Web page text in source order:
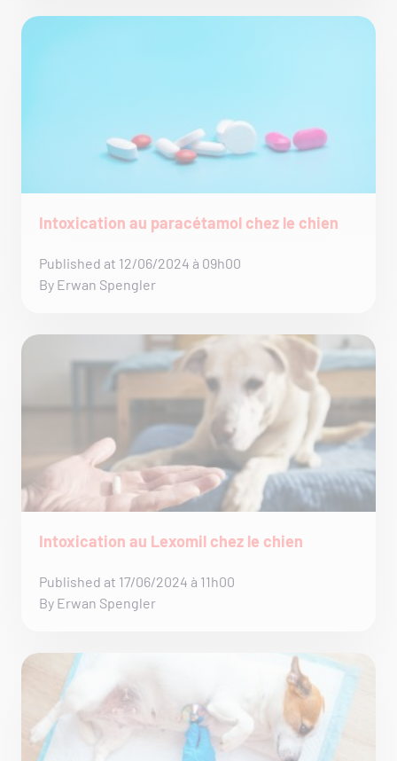
Intoxication au paracétamol chez le chien
Published at 12/06/2024 à 09h00
By Erwan Spengler
Intoxication au Lexomil chez le chien
Published at 17/06/2024 à 11h00
By Erwan Spengler